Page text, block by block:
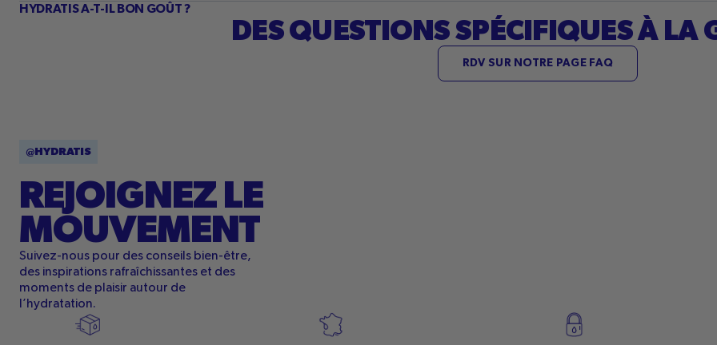
HYDRATIS A-T-IL BON GOÛT ?
DES QUESTIONS SPÉCIFIQUES À LA
RDV SUR NOTRE PAGE FAQ
@HYDRATIS
REJOIGNEZ LE
MOUVEMENT
Suivez-nous pour des conseils bien-être,
des inspirations rafraîchissantes et des
moments de plaisir autour de
l’hydratation.